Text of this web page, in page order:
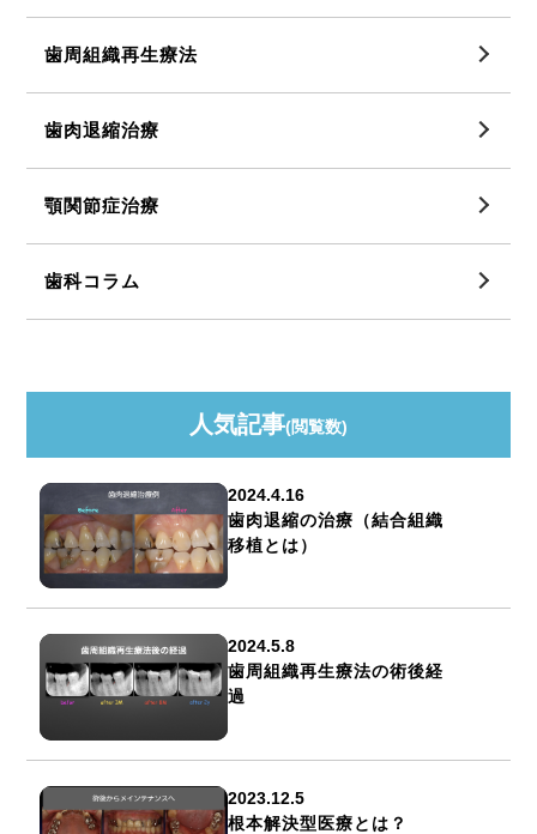
歯周組織再生療法
歯肉退縮治療
顎関節症治療
歯科コラム
人気記事(閲覧数)
2024.4.16
歯肉退縮の治療（結合組織
移植とは）
2024.5.8
歯周組織再生療法の術後経
過
2023.12.5
根本解決型医療とは？